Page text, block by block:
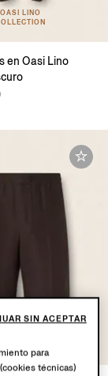
OASI LINO
en Oasi Lino
para
técnicas)
SIN ACEPTAR